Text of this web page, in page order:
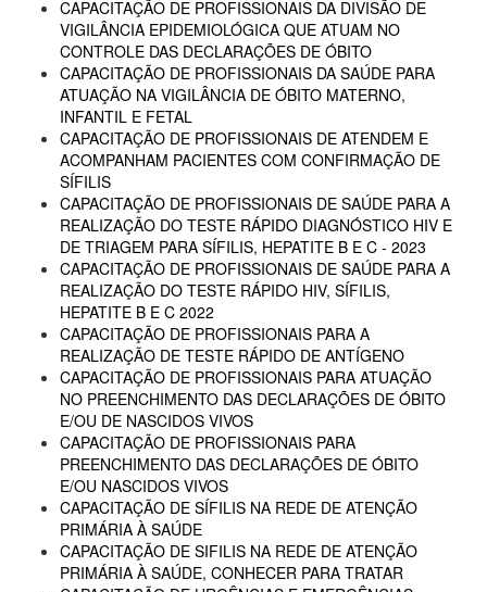
CAPACITAÇÃO DE PROFISSIONAIS DA DIVISÃO DE
VIGILÂNCIA EPIDEMIOLÓGICA QUE ATUAM NO
CONTROLE DAS DECLARAÇÕES DE ÓBITO
CAPACITAÇÃO DE PROFISSIONAIS DA SAÚDE PARA
ATUAÇÃO NA VIGILÂNCIA DE ÓBITO MATERNO,
INFANTIL E FETAL
CAPACITAÇÃO DE PROFISSIONAIS DE ATENDEM E
ACOMPANHAM PACIENTES COM CONFIRMAÇÃO DE
SÍFILIS
CAPACITAÇÃO DE PROFISSIONAIS DE SAÚDE PARA A
REALIZAÇÃO DO TESTE RÁPIDO DIAGNÓSTICO HIV E
DE TRIAGEM PARA SÍFILIS, HEPATITE B E C - 2023
CAPACITAÇÃO DE PROFISSIONAIS DE SAÚDE PARA A
REALIZAÇÃO DO TESTE RÁPIDO HIV, SÍFILIS,
HEPATITE B E C 2022
CAPACITAÇÃO DE PROFISSIONAIS PARA A
REALIZAÇÃO DE TESTE RÁPIDO DE ANTÍGENO
CAPACITAÇÃO DE PROFISSIONAIS PARA ATUAÇÃO
NO PREENCHIMENTO DAS DECLARAÇÕES DE ÓBITO
E/OU DE NASCIDOS VIVOS
CAPACITAÇÃO DE PROFISSIONAIS PARA
PREENCHIMENTO DAS DECLARAÇÕES DE ÓBITO
E/OU NASCIDOS VIVOS
CAPACITAÇÃO DE SÍFILIS NA REDE DE ATENÇÃO
PRIMÁRIA À SAÚDE
CAPACITAÇÃO DE SIFILIS NA REDE DE ATENÇÃO
PRIMÁRIA À SAÚDE, CONHECER PARA TRATAR